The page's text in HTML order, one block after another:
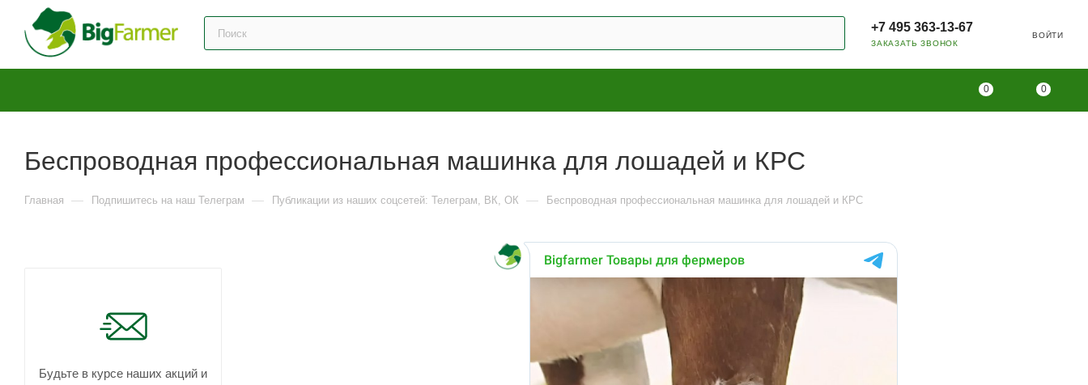
+7 495 363-13-67
ЗАКАЗАТЬ ЗВОНОК
ВОЙТИ
0 0
Беспроводная профессиональная машинка для лошадей и КРС
Главная — Подпишитесь на наш Телеграм — Публикации из наших соцсетей: Телеграм, ВК, ОК — Беспроводная профессиональная машинка для лошадей и КРС
Будьте в курсе наших акций и